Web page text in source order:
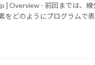
] Overview - 前回までは、
をどのようにプログラムで